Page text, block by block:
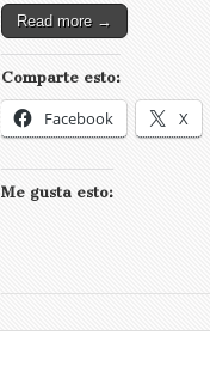
Read more →
Comparte esto:
Facebook X
Me gusta esto: